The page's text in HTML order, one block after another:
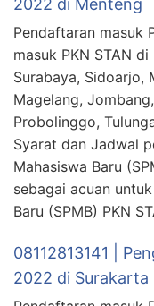
2022 di Menteng
Pendaftaran masuk
masuk PKN STAN di
Surabaya, Sidoarjo,
Magelang,
Probolinggo,
Syarat dan Jadwal
Mahasiswa Baru
sebagai acuan
Baru (SPMB) PKN
08112813141 |
2022 di Surakarta